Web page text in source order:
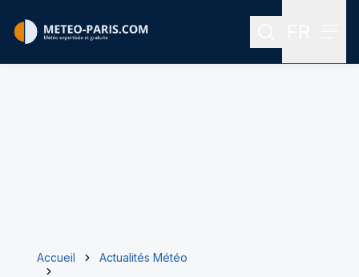
Rechercher
Accueil
Actualités Météo